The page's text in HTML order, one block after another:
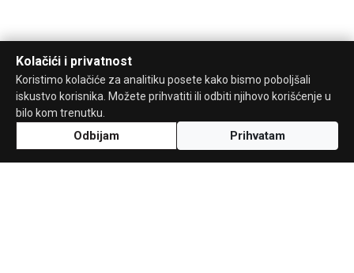
Kolačići i privatnost
Koristimo kolačiće za analitiku posete kako bismo poboljšali
iskustvo korisnika. Možete prihvatiti ili odbiti njihovo korišćenje u
bilo kom trenutku.
Odbijam Prihvatam